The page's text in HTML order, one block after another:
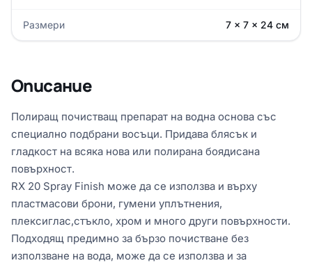
Размери 7 × 7 × 24 см
Описание
Полиращ почистващ препарат на водна основа със
специално подбрани восъци. Придава блясък и
гладкост на всяка нова или полирана боядисана
повърхност.
RX 20 Spray Finish може да се използва и върху
пластмасови брони, гумени уплътнения,
плексиглас,стъкло, хром и много други повърхности.
Подходящ предимно за бързо почистване без
използване на вода, може да се използва и за